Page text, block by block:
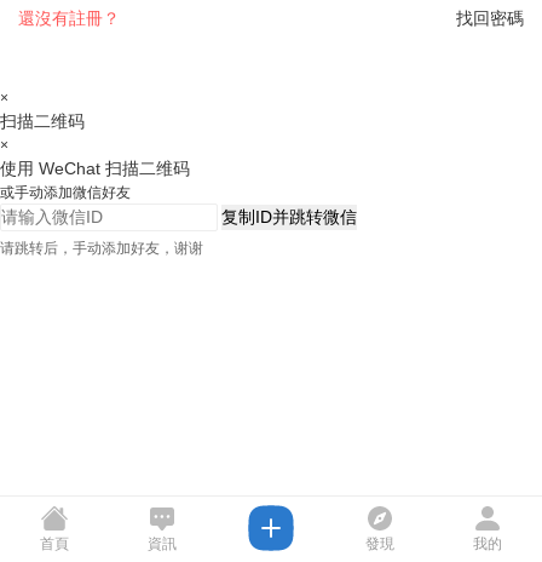
找回密碼
還沒有註冊？
×
扫描二维码
×
使用 WeChat 扫描二维码
或手动添加微信好友
复制ID并跳转微信
请跳转后，手动添加好友，谢谢
首頁 資訊 發現 我的